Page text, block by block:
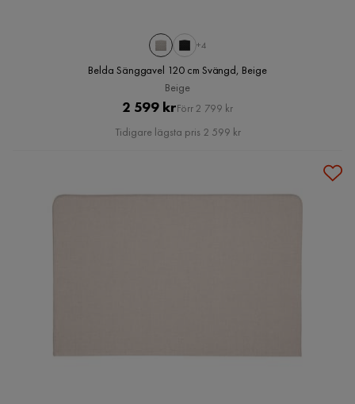
+4
Belda Sänggavel 120 cm Svängd, Beige
Beige
Pris
2 599 krOriginal
Pris
Förr 2 799 kr
Tidigare lägsta pris 2 599 kr